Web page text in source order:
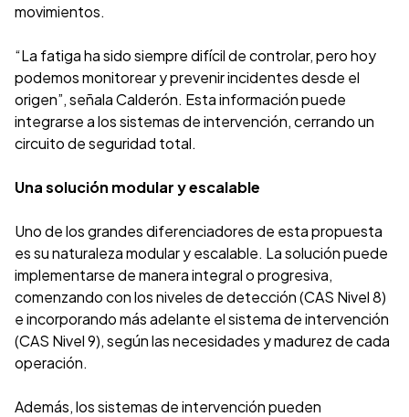
movimientos.
“La fatiga ha sido siempre difícil de controlar, pero hoy
podemos monitorear y prevenir incidentes desde el
origen”, señala Calderón. Esta información puede
integrarse a los sistemas de intervención, cerrando un
circuito de seguridad total.
Una solución modular y escalable
Uno de los grandes diferenciadores de esta propuesta
es su naturaleza modular y escalable. La solución puede
implementarse de manera integral o progresiva,
comenzando con los niveles de detección (CAS Nivel 8)
e incorporando más adelante el sistema de intervención
(CAS Nivel 9), según las necesidades y madurez de cada
operación.
Además, los sistemas de intervención pueden